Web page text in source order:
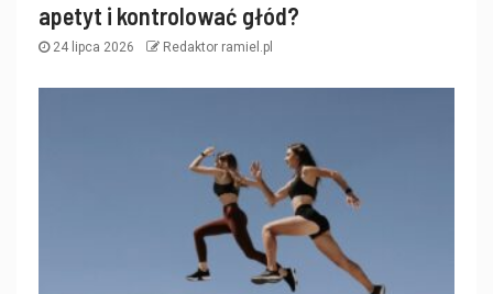
apetyt i kontrolować głód?
24 lipca 2026 Redaktor ramiel.pl